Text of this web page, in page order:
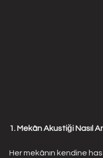
1. Mekân Akustiği Nasıl
Her mekânın kendine